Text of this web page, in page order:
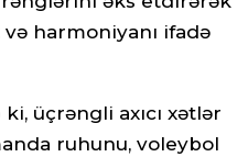
və harmoniyanı ifadə
üçrəngli axıcı xətlər
ruhunu, voleybol